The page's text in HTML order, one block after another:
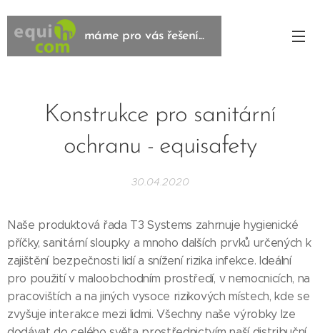
máme pro vás řešení...
řešení...
Konstrukce pro sanitární
ochranu - equisafety
30.04.2020
Naše produktová řada T3 Systems zahrnuje hygienické
příčky, sanitární sloupky a mnoho dalších prvků určených k
zajištění bezpečnosti lidí a snížení rizika infekce. Ideální
pro použití v maloobchodním prostředí, v nemocnicích, na
pracovištích a na jiných vysoce rizikových místech, kde se
zvyšuje interakce mezi lidmi. Všechny naše výrobky lze